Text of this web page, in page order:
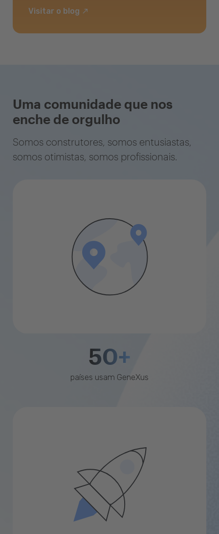
Visitar o blog
Uma comunidade que nos
enche de orgulho
Somos construtores, somos entusiastas,
somos otimistas, somos profissionais.
50+
países usam GeneXus